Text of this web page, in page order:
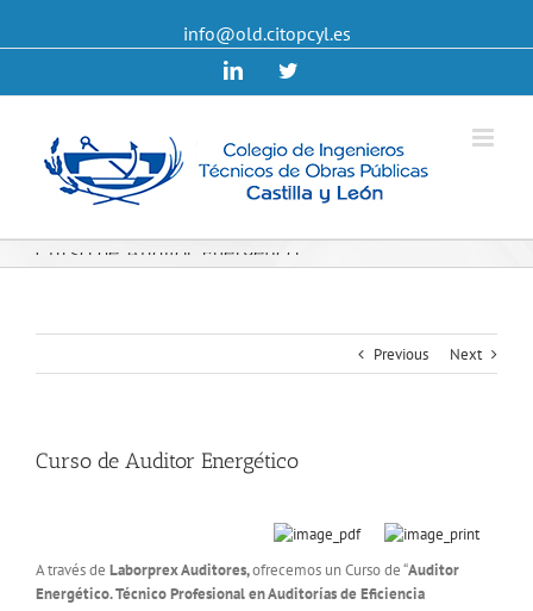
info@old.citopcyl.es
LinkedinTwitter
Curso de Auditor Energético
Previous Next
Curso de Auditor Energético
A través de Laborprex Auditores,ofrecemos un Curso de “Auditor
Energético. Técnico Profesional en Auditorías de Eficiencia